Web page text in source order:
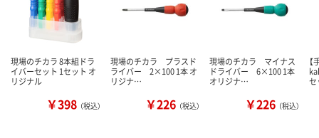
現場のチカラ 8本組ドラ
イバーセット 1セット オ
リジナル
￥398 （税込）
現場のチカラ プラスド
ライバー 2×100 1本 オ
リジナ…
￥226 （税込）
現場のチカラ マイナス
ドライバー 6×100 1本
オリジナ…
￥226 （税込）